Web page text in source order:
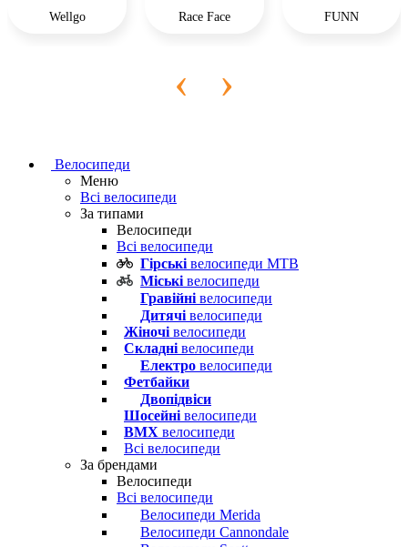
Wellgo Race Face FUNN
‹ ›
Велосипеди
Меню
Всі велосипеди
За типами
Велосипеди
Всі велосипеди
Гірськівелосипеди MTB
Міськівелосипеди
Гравійнівелосипеди
Дитячівелосипеди
Жіночівелосипеди
Складнівелосипеди
Електро велосипеди
Фетбайки
Двопідвіси
Шосейнівелосипеди
BMX велосипеди
Всі велосипеди
За брендами
Велосипеди
Всі велосипеди
Велосипеди Merida
Велосипеди Cannondale